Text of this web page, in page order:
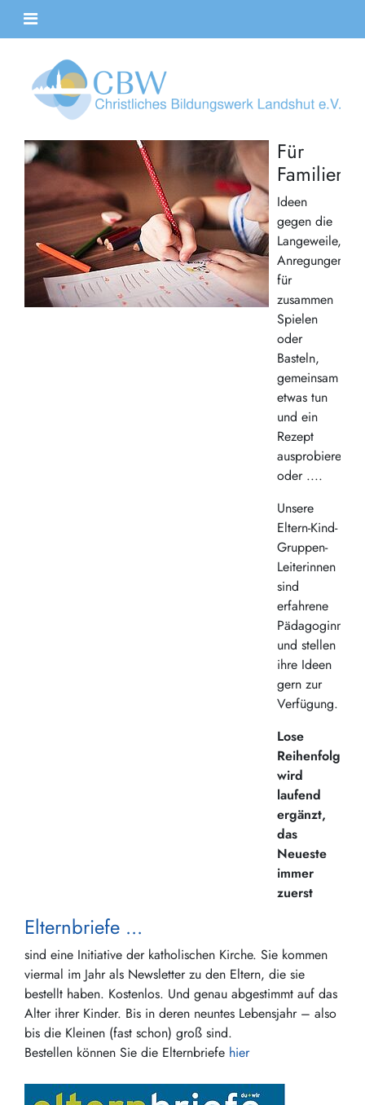
Für
Familien
Ideen
gegen die
Langeweile,
Anregungen
für
zusammen
Spielen
oder
Basteln,
gemeinsam
etwas tun
und ein
Rezept
ausprobieren,
oder ....
Unsere
Eltern-Kind-
Gruppen-
Leiterinnen
sind
erfahrene
Pädagoginnen
und stellen
ihre Ideen
gern zur
Verfügung.
Lose
Reihenfolge,
wird
laufend
ergänzt,
das
Neueste
immer
zuerst
Elternbriefe ...
sind eine Initiative der katholischen Kirche. Sie kommen
viermal im Jahr als Newsletter zu den Eltern, die sie
bestellt haben. Kostenlos. Und genau abgestimmt auf das
Alter ihrer Kinder. Bis in deren neuntes Lebensjahr – also
bis die Kleinen (fast schon) groß sind.
Bestellen können Sie die Elternbriefe hier